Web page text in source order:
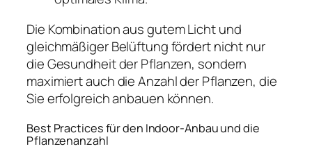
Die Kombination aus gutem Licht und
gleichmäßiger Belüftung fördert nicht nur
die Gesundheit der Pflanzen, sondern
maximiert auch die Anzahl der Pflanzen, die
Sie erfolgreich anbauen können.
Best Practices für den Indoor-Anbau und die
Pflanzenanzahl